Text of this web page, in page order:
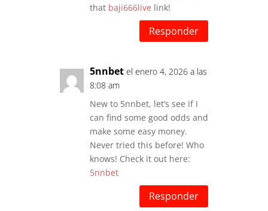
that baji666live link!
Responder
5nnbet el enero 4, 2026 a las
8:08 am
New to 5nnbet, let’s see if I
can find some good odds and
make some easy money.
Never tried this before! Who
knows! Check it out here:
5nnbet
Responder